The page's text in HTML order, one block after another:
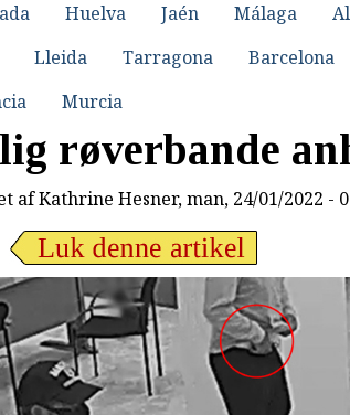
Huelva Jaén Málaga
Lleida Tarragona Barcelona
Murcia
røverbande
afKathrine Hesner, man, 24/01/2022 -